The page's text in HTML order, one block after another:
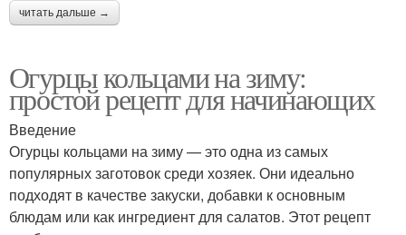
читать дальше →
Огурцы кольцами на зиму:
простой рецепт для начинающих
Введение
Огурцы кольцами на зиму — это одна из самых
популярных заготовок среди хозяек. Они идеально
подходят в качестве закуски, добавки к основным
блюдам или как ингредиент для салатов. Этот рецепт